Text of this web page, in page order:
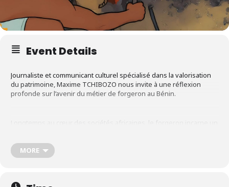
Event Details
Journaliste et communicant culturel spécialisé dans la valorisation
du patrimoine, Maxime TCHIBOZO nous invite à une réflexion
profonde sur l’avenir du métier de forgeron au Bénin.
Mais face à la modernité et à la perte d’intérêt des jeunes
générations, ce métier se fragilise. Cette conférence est l’occasion
de redécouvrir cette figure emblématique du patrimoine vivant, de
MORE